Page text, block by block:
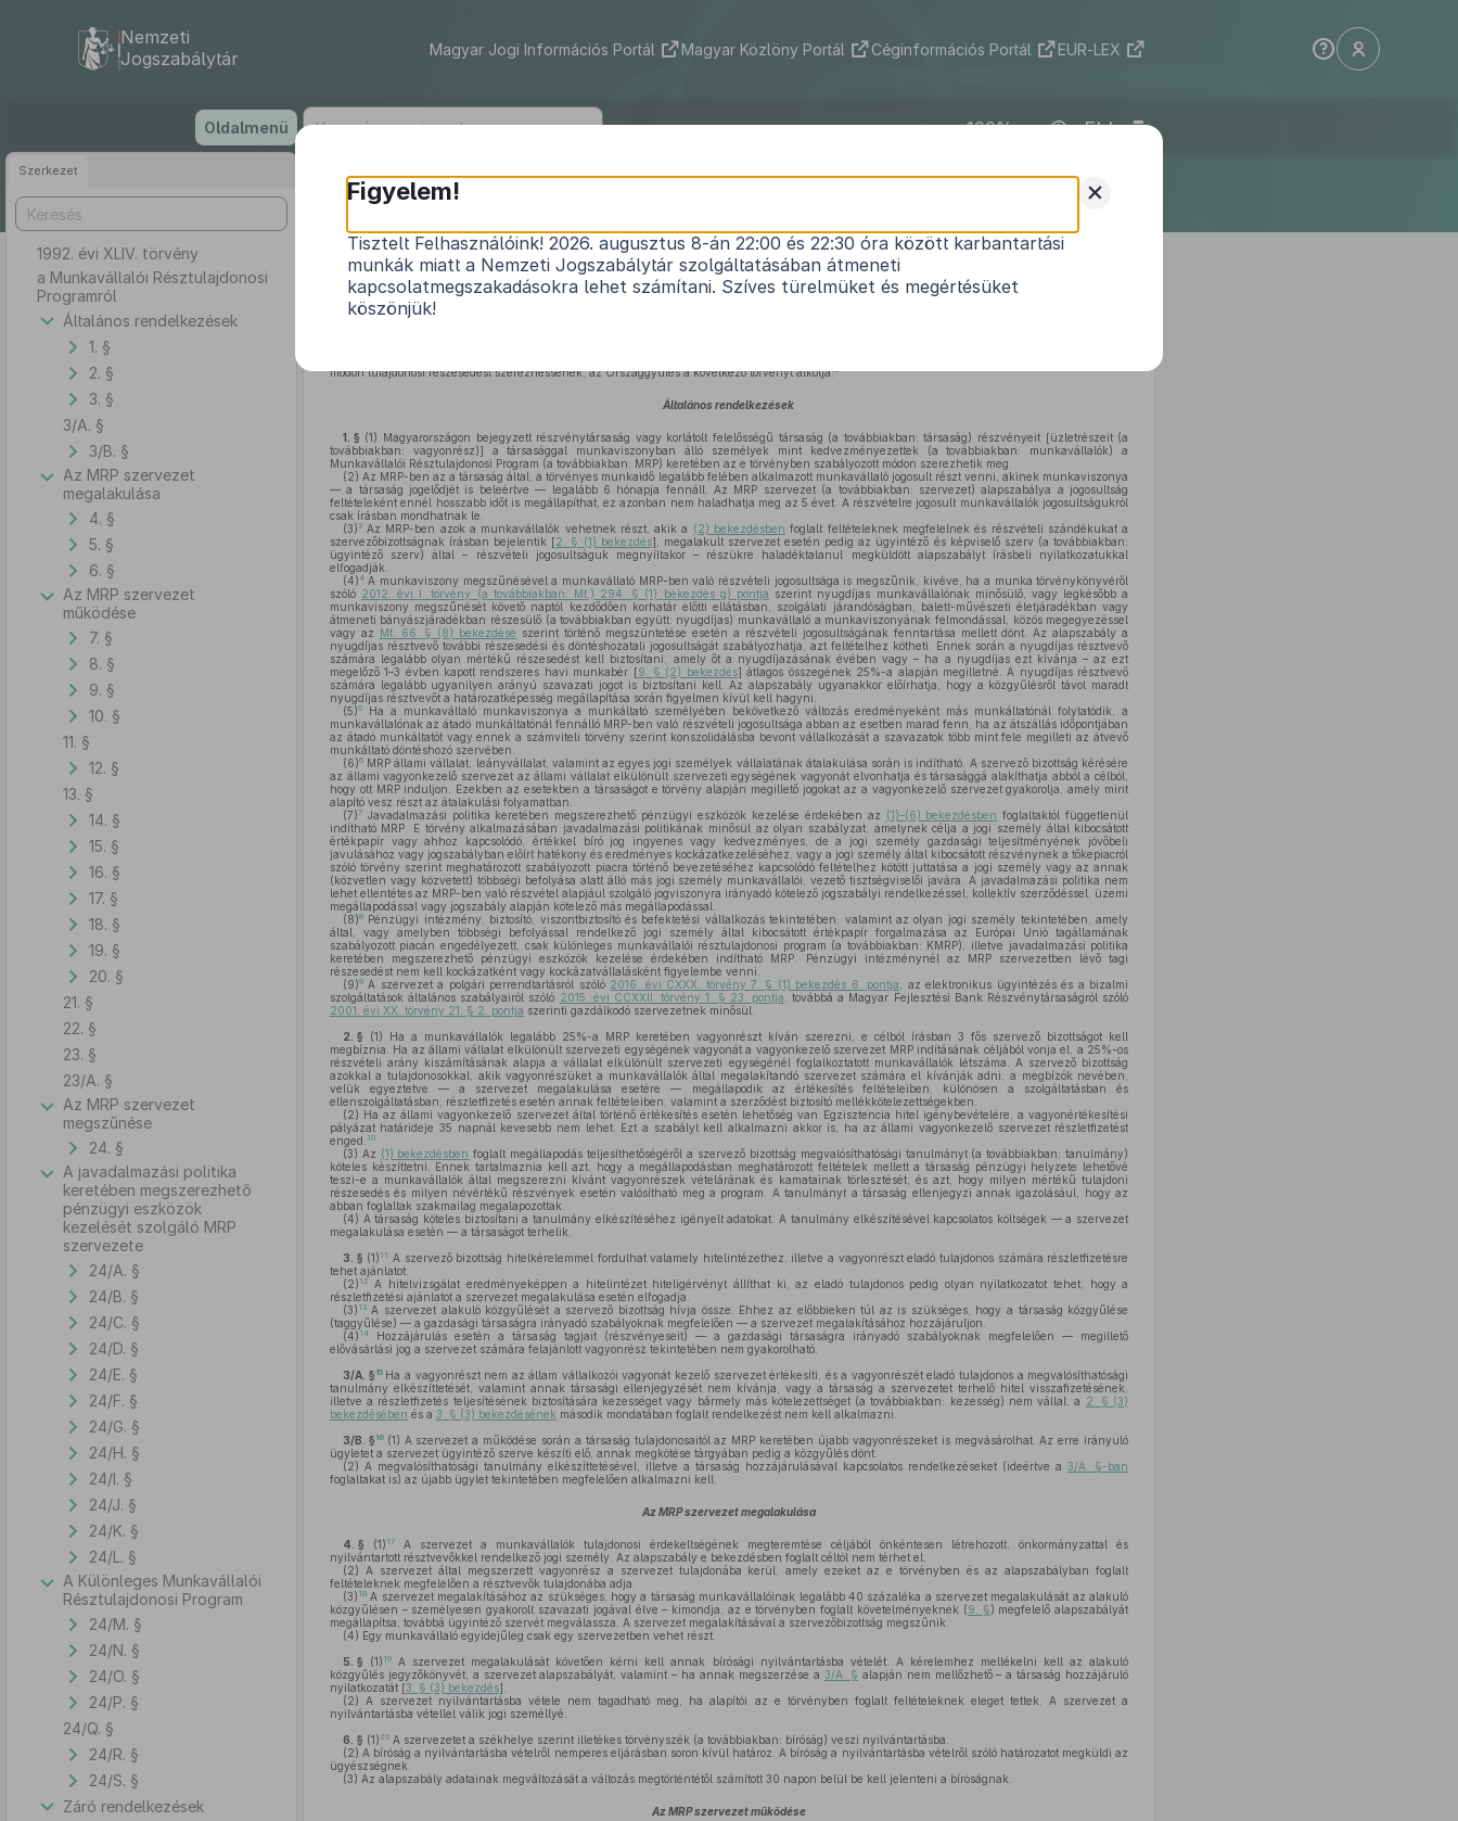
tartalomra
Nemzeti
Jogszabálytár
Magyar Jogi Információs Portál Magyar Közlöny Portál Céginformációs Portál EUR-LEX
Oldalmenü ELI
Szerkezet
1992. évi XLIV. törvény
a Munkavállalói Résztulajdonosi
Programról
Általános rendelkezések
1. §
2. §
3. §
3/A. §
3/B. §
Az MRP szervezet
megalakulása
4. §
5. §
6. §
Az MRP szervezet
működése
7. §
8. §
9. §
10. §
11. §
12. §
13. §
14. §
15. §
16. §
17. §
18. §
19. §
20. §
21. §
22. §
23. §
23/A. §
Az MRP szervezet
megszűnése
24. §
A javadalmazási politika
keretében megszerezhető
pénzügyi eszközök
kezelését szolgáló MRP
szervezete
24/A. §
24/B. §
24/C. §
24/D. §
24/E. §
24/F. §
24/G. §
24/H. §
24/I. §
24/J. §
24/K. §
24/L. §
A Különleges Munkavállalói
Résztulajdonosi Program
24/M. §
24/N. §
24/O. §
24/P. §
24/Q. §
24/R. §
24/S. §
Záró rendelkezések
1992. évi XLIV. törvény
a Munkavállalói Résztulajdonosi Programról1
Hatályos: 2025. 12. 24. –
módon tulajdonosi részesedést szerezhessenek, az Országgyűlés a következő törvényt alkotja:
Általános rendelkezések
1. § (1) Magyarországon bejegyzett részvénytársaság vagy korlátolt felelősségű társaság (a továbbiakban: társaság) részvényeit [üzletrészeit (a
továbbiakban: vagyonrész)] a társasággal munkaviszonyban álló személyek mint kedvezményezettek (a továbbiakban: munkavállalók) a
Munkavállalói Résztulajdonosi Program (a továbbiakban: MRP) keretében az e törvényben szabályozott módon szerezhetik meg.
(2) Az MRP-ben az a társaság által, a törvényes munkaidő legalább felében alkalmazott munkavállaló jogosult részt venni, akinek munkaviszonya
— a társaság jogelődjét is beleértve — legalább 6 hónapja fennáll. Az MRP szervezet (a továbbiakban: szervezet) alapszabálya a jogosultság
feltételeként ennél hosszabb időt is megállapíthat, ez azonban nem haladhatja meg az 5 évet. A részvételre jogosult munkavállalók jogosultságukról
csak írásban mondhatnak le.
(3) 3Az MRP-ben azok a munkavállalók vehetnek részt, akik a (2) bekezdésben foglalt feltételeknek megfelelnek és részvételi szándékukat a
szervezőbizottságnak írásban bejelentik [2. § (1) bekezdés], megalakult szervezet esetén pedig az ügyintéző és képviselő szerv (a továbbiakban:
ügyintéző szerv) által – részvételi jogosultságuk megnyíltakor – részükre haladéktalanul megküldött alapszabályt írásbeli nyilatkozatukkal
elfogadják.
(4)4A munkaviszony megszűnésével a munkavállaló MRP-ben való részvételi jogosultsága is megszűnik, kivéve, ha a munka törvénykönyvéről
szóló 2012. évi I. törvény (a továbbiakban: Mt.) 294. § (1) bekezdés g) pontja szerint nyugdíjas munkavállalónak minősülő, vagy legkésőbb a
munkaviszony megszűnését követő naptól kezdődően korhatár előtti ellátásban, szolgálati járandóságban, balett-művészeti életjáradékban vagy
átmeneti bányászjáradékban részesülő (a továbbiakban együtt: nyugdíjas) munkavállaló a munkaviszonyának felmondással, közös megegyezéssel
vagy az Mt. 66. § (8) bekezdése szerint történő megszüntetése esetén a részvételi jogosultságának fenntartása mellett dönt. Az alapszabály a
nyugdíjas résztvevő további részesedési és döntéshozatali jogosultságát szabályozhatja, azt feltételhez kötheti. Ennek során a nyugdíjas résztvevő
számára legalább olyan mértékű részesedést kell biztosítani, amely őt a nyugdíjazásának évében vagy – ha a nyugdíjas ezt kívánja – az ezt
megelőző 1–3 évben kapott rendszeres havi munkabér [9. § (2) bekezdés] átlagos összegének 25%-a alapján megilletné. A nyugdíjas résztvevő
számára legalább ugyanilyen arányú szavazati jogot is biztosítani kell. Az alapszabály ugyanakkor előírhatja, hogy a közgyűlésről távol maradt
nyugdíjas résztvevőt a határozatképesség megállapítása során figyelmen kívül kell hagyni.
(5)5Ha a munkavállaló munkaviszonya a munkáltató személyében bekövetkező változás eredményeként más munkáltatónál folytatódik, a
munkavállalónak az átadó munkáltatónál fennálló MRP-ben való részvételi jogosultsága abban az esetben marad fenn, ha az átszállás időpontjában
az átadó munkáltatót vagy ennek a számviteli törvény szerint konszolidálásba bevont vállalkozását a szavazatok több mint fele megilleti az átvevő
munkáltató döntéshozó szervében.
(6)6MRP állami vállalat, leányvállalat, valamint az egyes jogi személyek vállalatának átalakulása során is indítható. A szervező bizottság kérésére
az állami vagyonkezelő szervezet az állami vállalat elkülönült szervezeti egységének vagyonát elvonhatja és társasággá alakíthatja abból a célból,
hogy ott MRP induljon. Ezekben az esetekben a társaságot e törvény alapján megillető jogokat az a vagyonkezelő szervezet gyakorolja, amely mint
alapító vesz részt az átalakulási folyamatban.
(7)7Javadalmazási politika keretében megszerezhető pénzügyi eszközök kezelése érdekében az (1)–(6) bekezdésben foglaltaktól függetlenül
indítható MRP. E törvény alkalmazásában javadalmazási politikának minősül az olyan szabályzat, amelynek célja a jogi személy által kibocsátott
értékpapír vagy ahhoz kapcsolódó, értékkel bíró jog ingyenes vagy kedvezményes, de a jogi személy gazdasági teljesítményének jövőbeli
javulásához vagy jogszabályban előírt hatékony és eredményes kockázatkezeléséhez, vagy a jogi személy által kibocsátott részvénynek a tőkepiacról
szóló törvény szerint meghatározott szabályozott piacra történő bevezetéséhez kapcsolódó feltételhez kötött juttatása a jogi személy vagy az annak
(közvetlen vagy közvetett) többségi befolyása alatt álló más jogi személy munkavállalói, vezető tisztségviselői javára. A javadalmazási politika nem
lehet ellentétes az MRP-ben való részvétel alapjául szolgáló jogviszonyra irányadó kötelező jogszabályi rendelkezéssel, kollektív szerződéssel, üzemi
megállapodással vagy jogszabály alapján kötelező más megállapodással.
(8)8Pénzügyi intézmény, biztosító, viszontbiztosító és befektetési vállalkozás tekintetében, valamint az olyan jogi személy tekintetében, amely
által, vagy amelyben többségi befolyással rendelkező jogi személy által kibocsátott értékpapír forgalmazása az Európai Unió tagállamának
szabályozott piacán engedélyezett, csak különleges munkavállalói résztulajdonosi program (a továbbiakban: KMRP), illetve javadalmazási politika
keretében megszerezhető pénzügyi eszközök kezelése érdekében indítható MRP. Pénzügyi intézménynél az MRP szervezetben lévő tagi
részesedést nem kell kockázatként vagy kockázatvállalásként figyelembe venni.
(9)9A szervezet a polgári perrendtartásról szóló 2016. évi CXXX. törvény 7. § (1) bekezdés 6. pontja , az elektronikus ügyintézés és a bizalmi
szolgáltatások általános szabályairól szóló 2015. évi CCXXII. törvény 1. § 23. pontja , továbbá a Magyar Fejlesztési Bank Részvénytársaságról szóló
2001. évi XX. törvény 21. § 2. pontja szerinti gazdálkodó szervezetnek minősül.
2. § (1) Ha a munkavállalók legalább 25%-a MRP keretében vagyonrészt kíván szerezni, e célból írásban 3 fős szervező bizottságot kell
megbíznia. Ha az állami vállalat elkülönült szervezeti egységének vagyonát a vagyonkezelő szervezet MRP indításának céljából vonja el, a 25%-os
részvételi arány kiszámításának alapja a vállalat elkülönült szervezeti egységénél foglalkoztatott munkavállalók létszáma. A szervező bizottság
azokkal a tulajdonosokkal, akik vagyonrészüket a munkavállalók által megalakítandó szervezet számára el kívánják adni, a megbízók nevében,
velük egyeztetve — a szervezet megalakulása esetére — megállapodik az értékesítés feltételeiben, különösen a szolgáltatásban és
ellenszolgáltatásban, részletfizetés esetén annak feltételeiben, valamint a szerződést biztosító mellékkötelezettségekben.
(2) Ha az állami vagyonkezelő szervezet által történő értékesítés esetén lehetőség van Egzisztencia hitel igénybevételére, a vagyonértékesítési
pályázat határideje 35 napnál kevesebb nem lehet. Ezt a szabályt kell alkalmazni akkor is, ha az állami vagyonkezelő szervezet részletfizetést
enged. 10
(3) Az (1) bekezdésben foglalt megállapodás teljesíthetőségéről a szervező bizottság megvalósíthatósági tanulmányt (a továbbiakban: tanulmány)
köteles készíttetni. Ennek tartalmaznia kell azt, hogy a megállapodásban meghatározott feltételek mellett a társaság pénzügyi helyzete lehetővé
teszi-e a munkavállalók által megszerezni kívánt vagyonrészek vételárának és kamatainak törlesztését, és azt, hogy milyen mértékű tulajdoni
részesedés és milyen névértékű részvények esetén valósítható meg a program. A tanulmányt a társaság ellenjegyzi annak igazolásául, hogy az
abban foglaltak szakmailag megalapozottak.
(4) A társaság köteles biztosítani a tanulmány elkészítéséhez igényelt adatokat. A tanulmány elkészítésével kapcsolatos költségek — a szervezet
megalakulása esetén — a társaságot terhelik.
3. § (1) 11 A szervező bizottság hitelkérelemmel fordulhat valamely hitelintézethez, illetve a vagyonrészt eladó tulajdonos számára részletfizetésre
tehet ajánlatot.
(2) 12
A hitelvizsgálat eredményeképpen a hitelintézet hiteligérvényt állíthat ki, az eladó tulajdonos pedig olyan nyilatkozatot tehet, hogy a
részletfizetési ajánlatot a szervezet megalakulása esetén elfogadja.
(3) 13A szervezet alakuló közgyűlését a szervező bizottság hívja össze. Ehhez az előbbieken túl az is szükséges, hogy a társaság közgyűlése
(taggyűlése) — a gazdasági társaságra irányadó szabályoknak megfelelően — a szervezet megalakításához hozzájáruljon.
(4) 14Hozzájárulás esetén a társaság tagjait (részvényeseit) — a gazdasági társaságra irányadó szabályoknak megfelelően — megillető
elővásárlási jog a szervezet számára felajánlott vagyonrész tekintetében nem gyakorolható.
3/A. § 15 Ha a vagyonrészt nem az állam vállalkozói vagyonát kezelő szervezet értékesíti, és a vagyonrészét eladó tulajdonos a megvalósíthatósági
tanulmány elkészíttetését, valamint annak társasági ellenjegyzését nem kívánja, vagy a társaság a szervezetet terhelő hitel visszafizetésének,
illetve a részletfizetés teljesítésének biztosítására kezességet vagy bármely más kötelezettséget (a továbbiakban: kezesség) nem vállal, a 2. § (3)
bekezdésében és a 3. § (3) bekezdésének második mondatában foglalt rendelkezést nem kell alkalmazni.
3/B. § 16 (1) A szervezet a működése során a társaság tulajdonosaitól az MRP keretében újabb vagyonrészeket is megvásárolhat. Az erre irányuló
ügyletet a szervezet ügyintéző szerve készíti elő, annak megkötése tárgyában pedig a közgyűlés dönt.
(2) A megvalósíthatósági tanulmány elkészíttetésével, illetve a társaság hozzájárulásával kapcsolatos rendelkezéseket (ideértve a3/A. §-ban
foglaltakat is) az újabb ügylet tekintetében megfelelően alkalmazni kell.
Az MRP szervezet megalakulása
4. § (1) 17A szervezet a munkavállalók tulajdonosi érdekeltségének megteremtése céljából önkéntesen létrehozott, önkormányzattal és
nyilvántartott résztvevőkkel rendelkező jogi személy. Az alapszabály e bekezdésben foglalt céltól nem térhet el.
(2) A szervezet által megszerzett vagyonrész a szervezet tulajdonába kerül, amely ezeket az e törvényben és az alapszabályban foglalt
feltételeknek megfelelően a résztvevők tulajdonába adja.
(3) 18A szervezet megalakításához az szükséges, hogy a társaság munkavállalóinak legalább 40 százaléka a szervezet megalakulását az alakuló
közgyűlésen – személyesen gyakorolt szavazati jogával élve – kimondja, az e törvényben foglalt követelményeknek (9. §) megfelelő alapszabályát
megállapítsa, továbbá ügyintéző szervét megválassza. A szervezet megalakításával a szervezőbizottság megszűnik.
(4) Egy munkavállaló egyidejűleg csak egy szervezetben vehet részt.
5. § (1) 19A szervezet megalakulását követően kérni kell annak bírósági nyilvántartásba vételét. A kérelemhez mellékelni kell az alakuló
közgyűlés jegyzőkönyvét, a szervezet alapszabályát, valamint – ha annak megszerzése a 3/A. § alapján nem mellőzhető – a társaság hozzájáruló
nyilatkozatát [3. § (3) bekezdés].
(2) A szervezet nyilvántartásba vétele nem tagadható meg, ha alapítói az e törvényben foglalt feltételeknek eleget tettek. A szervezet a
nyilvántartásba vétellel válik jogi személlyé.
6. § (1) 20A szervezetet a székhelye szerint illetékes törvényszék (a továbbiakban: bíróság) veszi nyilvántartásba.
(2) A bíróság a nyilvántartásba vételről nemperes eljárásban soron kívül határoz. A bíróság a nyilvántartásba vételről szóló határozatot megküldi az
ügyészségnek.
(3) Az alapszabály adatainak megváltozását a változás megtörténtétől számított 30 napon belül be kell jelenteni a bíróságnak.
Az MRP szervezet működése
+
Figyelem!
Tisztelt Felhasználóink! 2026. augusztus 8-án 22:00 és 22:30 óra között karbantartási
munkák miatt a Nemzeti Jogszabálytár szolgáltatásában átmeneti
kapcsolatmegszakadásokra lehet számítani. Szíves türelmüket és megértésüket
köszönjük!